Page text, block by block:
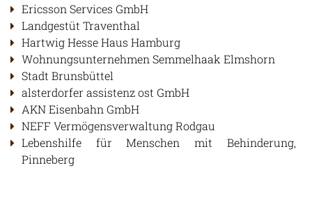
BAUMKATASTER
BAUMKONTROLLE / BAUMGUTACHTEN
BAUMPFLEGE / BAUMSCHNITT
Ericsson Services GmbH
Landgestüt Traventhal
Hartwig Hesse Haus Hamburg
Wohnungsunternehmen Semmelhaak Elmshorn
Stadt Brunsbüttel
alsterdorfer assistenz ost GmbH
AKN Eisenbahn GmbH
NEFF Vermögensverwaltung Rodgau
Lebenshilfe für Menschen mit Behinderung,
Pinneberg